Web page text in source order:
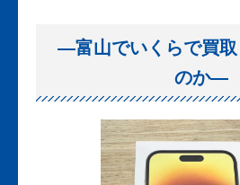
—富山でいくらで買取
のか—